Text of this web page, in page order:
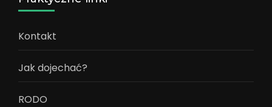
Kontakt
Jak dojechać?
RODO